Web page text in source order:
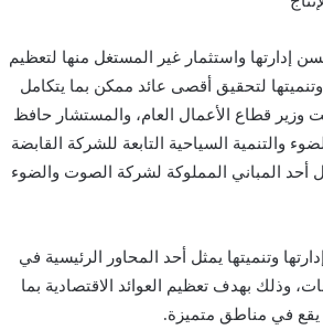
إدارتها واستثمار غير المستغل منها لتعظيم
وتنميتها لتحقيق أقصى عائد ممكن بما يتكامل
قطاع الأعمال العام، والمستشار حافظ
والتنمية السياحية التابعة للشركة القابضة
أحد المباني المملوكة لشركة الصوت والضوء
وتنميتها يمثل أحد المحاور الرئيسية في
وذلك بهدف تعظيم العوائد الاقتصادية بما
يقع في مناطق متميزة.